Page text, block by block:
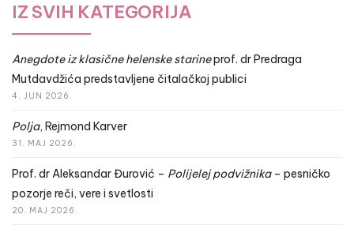
IZ SVIH KATEGORIJA
Anegdote iz klasične helenske starineprof. dr Predraga
Mutdavdžića predstavljene čitalačkoj publici
4. JUN 2026.
Polja, Rejmond Karver
31. MAJ 2026.
Prof. dr Aleksandar Đurović – Polijelej podvižnika– pesničko
pozorje reči, vere i svetlosti
20. MAJ 2026.